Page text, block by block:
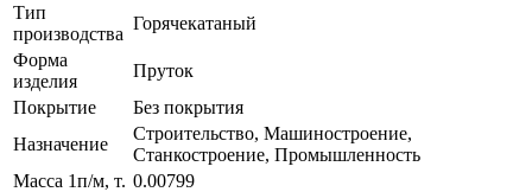
Тип
производства
Горячекатаный
Форма
изделия
Пруток
Покрытие
Без покрытия
Назначение
Строительство, Машиностроение,
Станкостроение, Промышленность
Масса 1п/м, т. 0.00799